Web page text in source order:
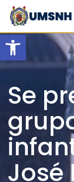
Open
Skip
content
Se
José